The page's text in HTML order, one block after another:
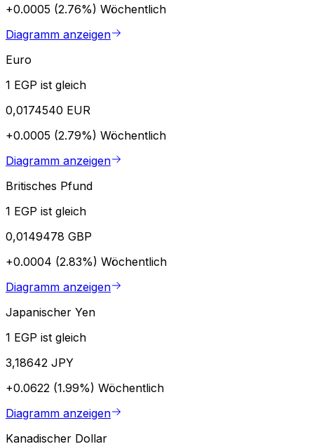
+0.0005 (2.76%) Wöchentlich
Diagramm anzeigen
Euro
1 EGP ist gleich
0,0174540 EUR
+0.0005 (2.79%) Wöchentlich
Diagramm anzeigen
Britisches Pfund
1 EGP ist gleich
0,0149478 GBP
+0.0004 (2.83%) Wöchentlich
Diagramm anzeigen
Japanischer Yen
1 EGP ist gleich
3,18642 JPY
+0.0622 (1.99%) Wöchentlich
Diagramm anzeigen
Kanadischer Dollar